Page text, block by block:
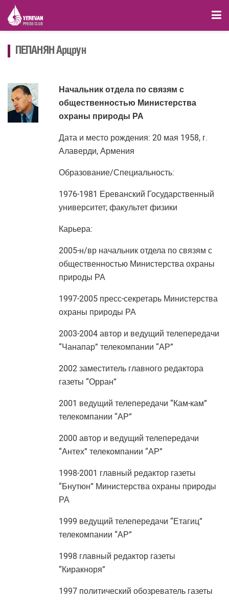
ПЕПАНЯН Арцрун
Начальник отдела по связям с
общественностью Министерства
охраны природы РА
Дата и место рождения: 20 мая 1958, г.
Алаверди, Армения
Образование/Специальность:
1976-1981 Ереванский Государственный
университет; факультет физики
Карьера:
2005-н/вр начальник отдела по связям с
общественностью Министерства охраны
природы РА
1997-2005 пресс-секретарь Министерства
охраны природы РА
2003-2004 автор и ведущий телепередачи
“Чанапар” телекомпании “АР”
2002 заместитель главного редактора
газеты “Орран”
2001 ведущий телепередачи “Кам-кам”
телекомпании “АР”
2000 автор и ведущий телепередачи
“Антех” телекомпании “АР”
1998-2001 главный редактор газеты
“Бнутюн” Министерства охраны природы
РА
1999 ведущий телепередачи “Етагиц”
телекомпании “АР”
1998 главный редактор газеты
“Киракноря”
1997 политический обозреватель газеты